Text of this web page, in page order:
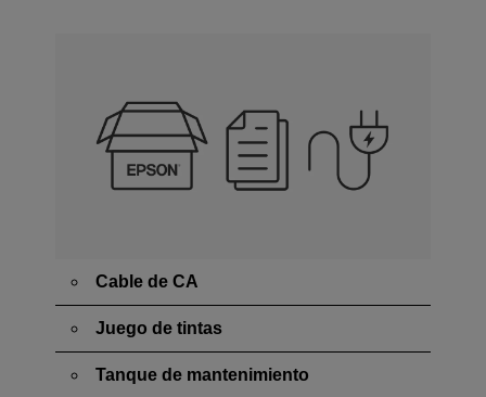
Cable de CA
Juego de tintas
Tanque de mantenimiento